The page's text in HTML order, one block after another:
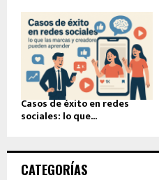
Casos de éxito en redes
sociales: lo que...
CATEGORÍAS